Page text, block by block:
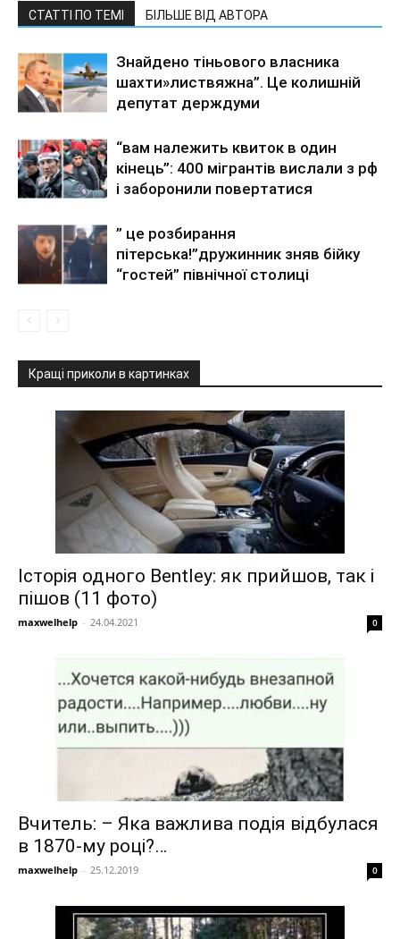
СТАТТІ ПО ТЕМІ БІЛЬШЕ ВІД АВТОРА
Знайдено тіньового власника
шахти»листвяжна”. Це колишній
депутат держдуми
“вам належить квиток в один
кінець”: 400 мігрантів вислали з рф
і заборонили повертатися
” це розбирання
пітерська!”дружинник зняв бійку
“гостей” північної столиці
Кращі приколи в картинках
Історія одного Bentley: як прийшов, так і
пішов (11 фото)
maxwelhelp - 24.04.2021 0
Вчитель: – Яка важлива подія відбулася
в 1870-му році?…
maxwelhelp - 25.12.2019 0